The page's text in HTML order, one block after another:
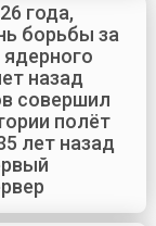
года,
борьбы за
назад
совершил
полёт
лет назад